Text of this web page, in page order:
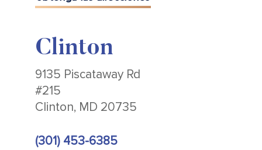
Clinton
9135 Piscataway Rd
#215
Clinton, MD 20735
(301) 453-6385